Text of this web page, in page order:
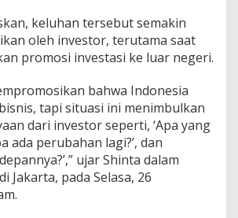
keluhan tersebut semakin
oleh investor, terutama saat
promosi investasi ke luar negeri.
bahwa Indonesia
tapi situasi ini menimbulkan
dari investor seperti, ‘Apa yang
ada perubahan lagi?’, dan
ujar Shinta dalam
Jakarta, pada Selasa, 26